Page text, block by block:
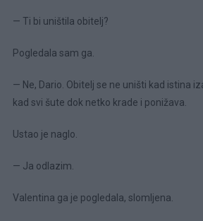
— Ti bi uništila obitelj?
Pogledala sam ga.
— Ne, Dario. Obitelj se ne uništi kad istina
kad svi šute dok netko krade i ponižava.
Ustao je naglo.
— Ja odlazim.
Valentina ga je pogledala, slomljena.